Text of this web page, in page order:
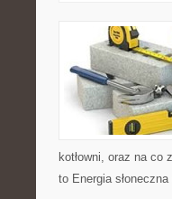
kotłowni, oraz na co
to Energia